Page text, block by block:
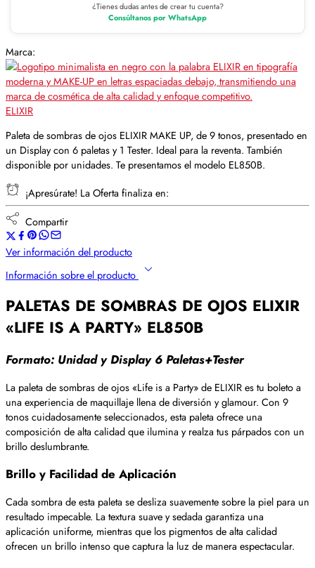
¿Tienes dudas antes de crear tu cuenta?
Consúltanos por WhatsApp
Marca:
ELIXIR
Paleta de sombras de ojos ELIXIR MAKE UP, de 9 tonos, presentado en
un Display con 6 paletas y 1 Tester. Ideal para la reventa. También
disponible por unidades. Te presentamos el modelo EL850B.
¡Apresúrate! La Oferta finaliza en:
Compartir
Ver información del producto
Información sobre el producto
PALETAS DE SOMBRAS DE OJOS ELIXIR
«LIFE IS A PARTY» EL850B
Formato: Unidad y Display 6 Paletas+Tester
La paleta de sombras de ojos «Life is a Party» de ELIXIR es tu boleto a
una experiencia de maquillaje llena de diversión y glamour. Con 9
tonos cuidadosamente seleccionados, esta paleta ofrece una
composición de alta calidad que ilumina y realza tus párpados con un
brillo deslumbrante.
Brillo y Facilidad de Aplicación
Cada sombra de esta paleta se desliza suavemente sobre la piel para un
resultado impecable. La textura suave y sedada garantiza una
aplicación uniforme, mientras que los pigmentos de alta calidad
ofrecen un brillo intenso que captura la luz de manera espectacular.